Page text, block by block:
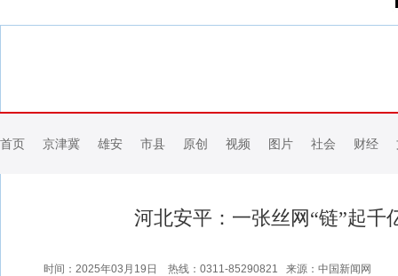
首页 京津冀 雄安 市县 原创 视频 图片 社会 财经
河北安平：一张丝网“链”起千
时间：2025年03月19日 热线：0311-85290821 来源：中国新闻网